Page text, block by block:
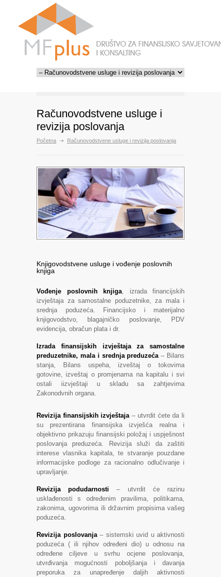
Računovodstvene usluge i
revizija poslovanja
Početna Računovodstvene usluge i revizija poslovanja
Knjigovodstvene usluge i vođenje poslovnih
knjiga
Vođenje poslovnih knjiga, izrada financijskih
izvještaja za samostalne poduzetnike, za mala i
srednja poduzeća. Financijsko i materijalno
knjigovodstvo, blagajničko poslovanje, PDV
evidencija, obračun plata i dr.
Izrada finansijskih izvještaja za samostalne
preduzetnike, mala i srednja preduzeća– Bilans
stanja, Bilans uspeha, izveštaj o tokovima
gotovine, izveštaj o promjenama na kapitalu i svi
ostali iizvještaji u skladu sa zahtjevima
Zakonodvnih organa.
Revizija finansijskih izvještaja– utvrdit ćete da li
su prezentirana finansijska izvješća realna i
objektivno prikazuju finansijski položaj i uspješnost
poslovanja preduzeća. Revizija služi da zaštiti
interese vlasnika kapitala, te stvaranje pouzdane
informacijske podloge za racionalno odlučivanje i
upravljanje.
Revizija podudarnosti – utvrdit će razinu
usklađenosti s određenim pravilima, politikama,
zakonima, ugovorima ili državnim propisima vašeg
poduzeća.
Revizija poslovanja– sistemski uvid u aktivnosti
poduzeća ( ili njihov određeni dio) u odnosu na
određene ciljeve u svrhu ocjene poslovanja,
utvrđivanja mogućnosti poboljšanja i davanja
preporuka za unapređenje daljih aktivnosti